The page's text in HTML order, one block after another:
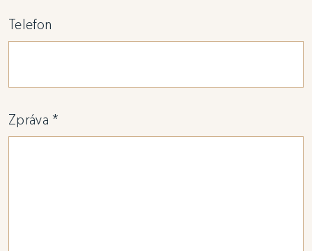
Telefon
Zpráva *